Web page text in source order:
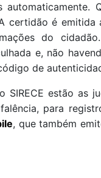
certidão é emitida
do
e, não
de
estão as
para
, que também